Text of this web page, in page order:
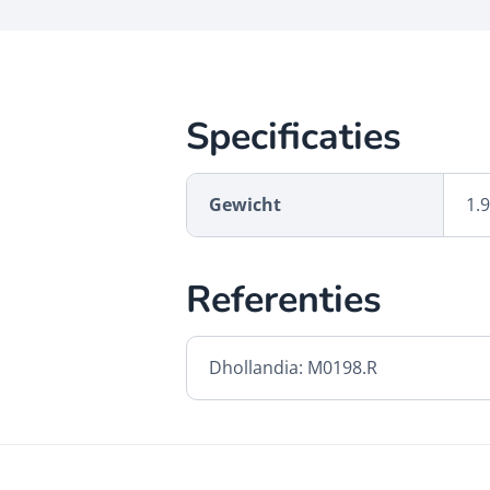
Specificaties
Gewicht
Referenties
Dhollandia: M0198.R